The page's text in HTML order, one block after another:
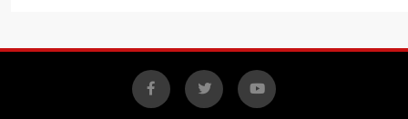
Facebook
X YouTube